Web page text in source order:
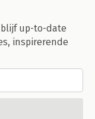
up-to-date
inspirerende